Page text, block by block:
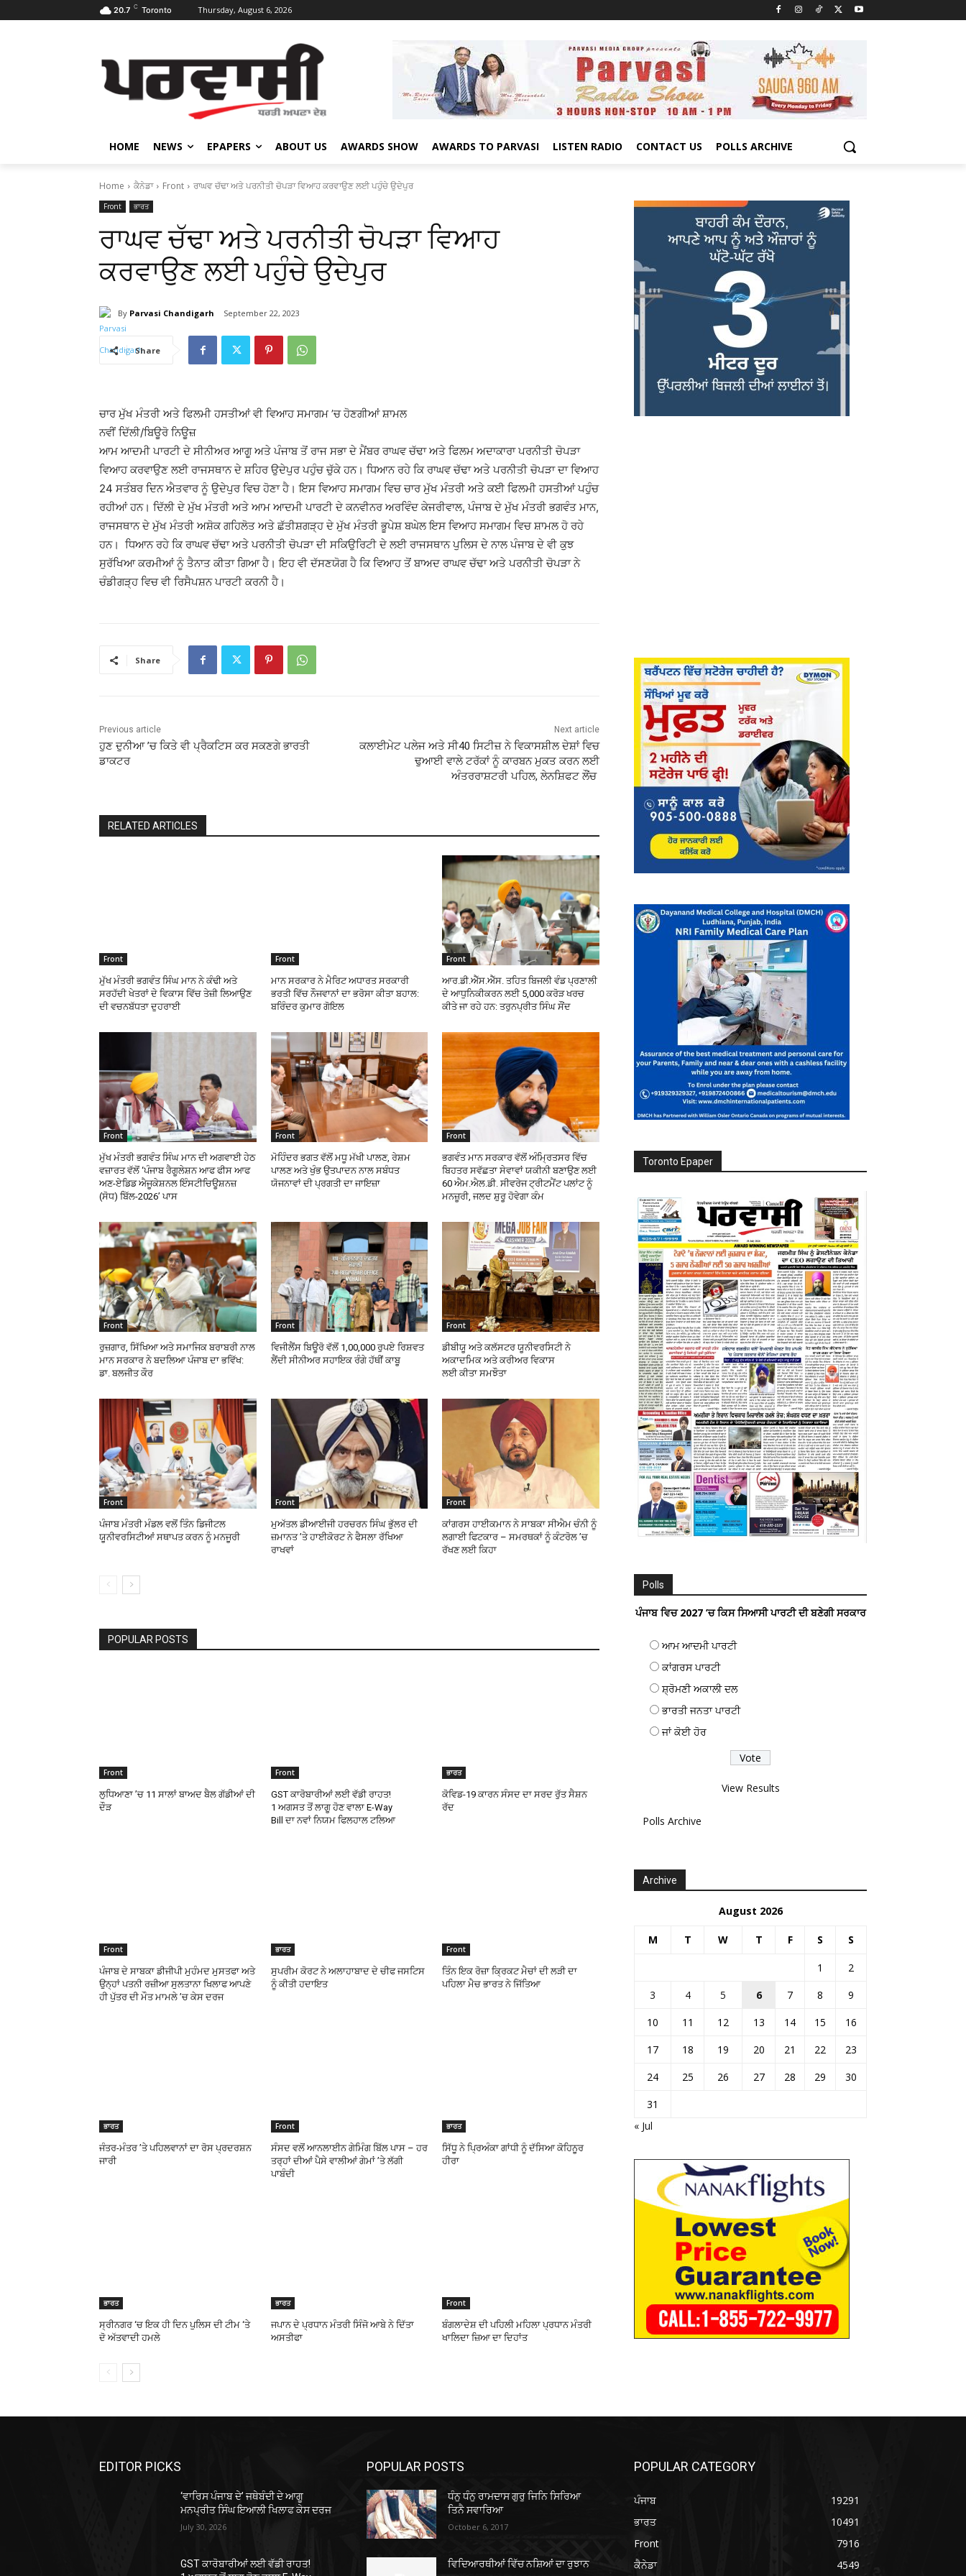
20.7 C Toronto Thursday, August 6, 2026
HOME NEWS EPAPERS ABOUT US AWARDS SHOW AWARDS TO PARVASI LISTEN RADIO CONTACT US POLLS ARCHIVE
Home ਕੈਨੇਡਾ Front ਰਾਘਵ ਚੱਢਾ ਅਤੇ ਪਰਨੀਤੀ ਚੋਪੜਾ ਵਿਆਹ ਕਰਵਾਉਣ ਲਈ ਪਹੁੰਚੇ ਉਦੇਪੁਰ
Front ਭਾਰਤ
ਰਾਘਵ ਚੱਢਾ ਅਤੇ ਪਰਨੀਤੀ ਚੋਪੜਾ ਵਿਆਹ
ਕਰਵਾਉਣ ਲਈ ਪਹੁੰਚੇ ਉਦੇਪੁਰ
By Parvasi Chandigarh September 22, 2023
Share
ਚਾਰ ਮੁੱਖ ਮੰਤਰੀ ਅਤੇ ਫਿਲਮੀ ਹਸਤੀਆਂ ਵੀ ਵਿਆਹ ਸਮਾਗਮ ’ਚ ਹੋਣਗੀਆਂ ਸ਼ਾਮਲ
ਨਵੀਂ ਦਿੱਲੀ/ਬਿਊਰੋ ਨਿਊਜ਼
ਆਮ ਆਦਮੀ ਪਾਰਟੀ ਦੇ ਸੀਨੀਅਰ ਆਗੂ ਅਤੇ ਪੰਜਾਬ ਤੋਂ ਰਾਜ ਸਭਾ ਦੇ ਮੈਂਬਰ ਰਾਘਵ ਚੱਢਾ ਅਤੇ ਫਿਲਮ ਅਦਾਕਾਰਾ ਪਰਨੀਤੀ ਚੋਪੜਾ
ਵਿਆਹ ਕਰਵਾਉਣ ਲਈ ਰਾਜਸਥਾਨ ਦੇ ਸ਼ਹਿਰ ਉਦੇਪੁਰ ਪਹੁੰਚ ਚੁੱਕੇ ਹਨ। ਧਿਆਨ ਰਹੇ ਕਿ ਰਾਘਵ ਚੱਢਾ ਅਤੇ ਪਰਨੀਤੀ ਚੋਪੜਾ ਦਾ ਵਿਆਹ
24 ਸਤੰਬਰ ਦਿਨ ਐਤਵਾਰ ਨੂੰ ਉਦੇਪੁਰ ਵਿਚ ਹੋਣਾ ਹੈ। ਇਸ ਵਿਆਹ ਸਮਾਗਮ ਵਿਚ ਚਾਰ ਮੁੱਖ ਮੰਤਰੀ ਅਤੇ ਕਈ ਫਿਲਮੀ ਹਸਤੀਆਂ ਪਹੁੰਚ
ਰਹੀਆਂ ਹਨ। ਦਿੱਲੀ ਦੇ ਮੁੱਖ ਮੰਤਰੀ ਅਤੇ ਆਮ ਆਦਮੀ ਪਾਰਟੀ ਦੇ ਕਨਵੀਨਰ ਅਰਵਿੰਦ ਕੇਜਰੀਵਾਲ, ਪੰਜਾਬ ਦੇ ਮੁੱਖ ਮੰਤਰੀ ਭਗਵੰਤ ਮਾਨ,
ਰਾਜਸਥਾਨ ਦੇ ਮੁੱਖ ਮੰਤਰੀ ਅਸ਼ੋਕ ਗਹਿਲੋਤ ਅਤੇ ਛੱਤੀਸ਼ਗੜ੍ਹ ਦੇ ਮੁੱਖ ਮੰਤਰੀ ਭੂਪੇਸ਼ ਬਘੇਲ ਇਸ ਵਿਆਹ ਸਮਾਗਮ ਵਿਚ ਸ਼ਾਮਲ ਹੋ ਰਹੇ
ਹਨ। ਧਿਆਨ ਰਹੇ ਕਿ ਰਾਘਵ ਚੱਢਾ ਅਤੇ ਪਰਨੀਤੀ ਚੋਪੜਾ ਦੀ ਸਕਿਉਰਿਟੀ ਦੇ ਲਈ ਰਾਜਸਥਾਨ ਪੁਲਿਸ ਦੇ ਨਾਲ ਪੰਜਾਬ ਦੇ ਵੀ ਕੁਝ
ਸੁਰੱਖਿਆ ਕਰਮੀਆਂ ਨੂੰ ਤੈਨਾਤ ਕੀਤਾ ਗਿਆ ਹੈ। ਇਹ ਵੀ ਦੱਸਣਯੋਗ ਹੈ ਕਿ ਵਿਆਹ ਤੋਂ ਬਾਅਦ ਰਾਘਵ ਚੱਢਾ ਅਤੇ ਪਰਨੀਤੀ ਚੋਪੜਾ ਨੇ
ਚੰਡੀਗੜ੍ਹ ਵਿਚ ਵੀ ਰਿਸੈਪਸ਼ਨ ਪਾਰਟੀ ਕਰਨੀ ਹੈ।
Share
Previous article
ਹੁਣ ਦੁਨੀਆ ’ਚ ਕਿਤੇ ਵੀ ਪ੍ਰੈਕਟਿਸ ਕਰ ਸਕਣਗੇ ਭਾਰਤੀ
ਡਾਕਟਰ
Next article
ਕਲਾਈਮੇਟ ਪਲੇਜ ਅਤੇ ਸੀ40 ਸਿਟੀਜ਼ ਨੇ ਵਿਕਾਸਸ਼ੀਲ ਦੇਸ਼ਾਂ ਵਿਚ
ਢੁਆਈ ਵਾਲੇ ਟਰੱਕਾਂ ਨੂੰ ਕਾਰਬਨ ਮੁਕਤ ਕਰਨ ਲਈ
ਅੰਤਰਰਾਸ਼ਟਰੀ ਪਹਿਲ, ਲੇਨਸ਼ਿਫਟ ਲੌਂਚ
RELATED ARTICLES
Front
ਮੁੱਖ ਮੰਤਰੀ ਭਗਵੰਤ ਸਿੰਘ ਮਾਨ ਨੇ ਕੰਢੀ ਅਤੇ
ਸਰਹੱਦੀ ਖੇਤਰਾਂ ਦੇ ਵਿਕਾਸ ਵਿੱਚ ਤੇਜ਼ੀ ਲਿਆਉਣ
ਦੀ ਵਚਨਬੱਧਤਾ ਦੁਹਰਾਈ
Front
ਮਾਨ ਸਰਕਾਰ ਨੇ ਮੈਰਿਟ ਅਧਾਰਤ ਸਰਕਾਰੀ
ਭਰਤੀ ਵਿੱਚ ਨੌਜਵਾਨਾਂ ਦਾ ਭਰੋਸਾ ਕੀਤਾ ਬਹਾਲ:
ਬਰਿੰਦਰ ਕੁਮਾਰ ਗੋਇਲ
Front
ਆਰ.ਡੀ.ਐੱਸ.ਐੱਸ. ਤਹਿਤ ਬਿਜਲੀ ਵੰਡ ਪ੍ਰਣਾਲੀ
ਦੇ ਆਧੁਨਿਕੀਕਰਨ ਲਈ 5,000 ਕਰੋੜ ਖਰਚ
ਕੀਤੇ ਜਾ ਰਹੇ ਹਨ: ਤਰੁਨਪ੍ਰੀਤ ਸਿੰਘ ਸੌਂਦ
Front
ਮੁੱਖ ਮੰਤਰੀ ਭਗਵੰਤ ਸਿੰਘ ਮਾਨ ਦੀ ਅਗਵਾਈ ਹੇਠ
ਵਜ਼ਾਰਤ ਵੱਲੋਂ ‘ਪੰਜਾਬ ਰੈਗੂਲੇਸ਼ਨ ਆਫ ਫੀਸ ਆਫ
ਅਣ-ਏਡਿਡ ਐਜੂਕੇਸ਼ਨਲ ਇੰਸਟੀਚਿਊਸ਼ਨਜ਼
(ਸੋਧ) ਬਿੱਲ-2026’ ਪਾਸ
Front
ਮੋਹਿੰਦਰ ਭਗਤ ਵੱਲੋਂ ਮਧੂ ਮੱਖੀ ਪਾਲਣ, ਰੇਸ਼ਮ
ਪਾਲਣ ਅਤੇ ਖੁੰਭ ਉਤਪਾਦਨ ਨਾਲ ਸਬੰਧਤ
ਯੋਜਨਾਵਾਂ ਦੀ ਪ੍ਰਗਤੀ ਦਾ ਜਾਇਜ਼ਾ
Front
ਭਗਵੰਤ ਮਾਨ ਸਰਕਾਰ ਵੱਲੋਂ ਅੰਮ੍ਰਿਤਸਰ ਵਿੱਚ
ਬਿਹਤਰ ਸਵੱਛਤਾ ਸੇਵਾਵਾਂ ਯਕੀਨੀ ਬਣਾਉਣ ਲਈ
60 ਐਮ.ਐਲ.ਡੀ. ਸੀਵਰੇਜ ਟ੍ਰੀਟਮੈਂਟ ਪਲਾਂਟ ਨੂੰ
ਮਨਜ਼ੂਰੀ, ਜਲਦ ਸ਼ੁਰੂ ਹੋਵੇਗਾ ਕੰਮ
Front
ਰੁਜ਼ਗਾਰ, ਸਿੱਖਿਆ ਅਤੇ ਸਮਾਜਿਕ ਬਰਾਬਰੀ ਨਾਲ
ਮਾਨ ਸਰਕਾਰ ਨੇ ਬਦਲਿਆ ਪੰਜਾਬ ਦਾ ਭਵਿੱਖ:
ਡਾ. ਬਲਜੀਤ ਕੌਰ
Front
ਵਿਜੀਲੈਂਸ ਬਿਊਰੋ ਵੱਲੋਂ 1,00,000 ਰੁਪਏ ਰਿਸ਼ਵਤ
ਲੈਂਦੀ ਸੀਨੀਅਰ ਸਹਾਇਕ ਰੰਗੇ ਹੱਥੀਂ ਕਾਬੂ
Front
ਡੀਬੀਯੂ ਅਤੇ ਕਲੱਸਟਰ ਯੂਨੀਵਰਸਿਟੀ ਨੇ
ਅਕਾਦਮਿਕ ਅਤੇ ਕਰੀਅਰ ਵਿਕਾਸ
ਲਈ ਕੀਤਾ ਸਮਝੌਤਾ
Front
ਪੰਜਾਬ ਮੰਤਰੀ ਮੰਡਲ ਵਲੋਂ ਤਿੰਨ ਡਿਜੀਟਲ
ਯੂਨੀਵਰਸਿਟੀਆਂ ਸਥਾਪਤ ਕਰਨ ਨੂੰ ਮਨਜੂਰੀ
Front
ਮੁਅੱਤਲ ਡੀਆਈਜੀ ਹਰਚਰਨ ਸਿੰਘ ਭੁੱਲਰ ਦੀ
ਜ਼ਮਾਨਤ ’ਤੇ ਹਾਈਕੋਰਟ ਨੇ ਫੈਸਲਾ ਰੱਖਿਆ
ਰਾਖਵਾਂ
Front
ਕਾਂਗਰਸ ਹਾਈਕਮਾਨ ਨੇ ਸਾਬਕਾ ਸੀਐਮ ਚੰਨੀ ਨੂੰ
ਲਗਾਈ ਫਿਟਕਾਰ – ਸਮਰਥਕਾਂ ਨੂੰ ਕੰਟਰੋਲ ’ਚ
ਰੱਖਣ ਲਈ ਕਿਹਾ
POPULAR POSTS
Front
ਲੁਧਿਆਣਾ ’ਚ 11 ਸਾਲਾਂ ਬਾਅਦ ਬੈਲ ਗੱਡੀਆਂ ਦੀ
ਦੌੜ
Front
GST ਕਾਰੋਬਾਰੀਆਂ ਲਈ ਵੱਡੀ ਰਾਹਤ!
1 ਅਗਸਤ ਤੋਂ ਲਾਗੂ ਹੋਣ ਵਾਲਾ E-Way
Bill ਦਾ ਨਵਾਂ ਨਿਯਮ ਫਿਲਹਾਲ ਟਲਿਆ
ਭਾਰਤ
ਕੋਵਿਡ-19 ਕਾਰਨ ਸੰਸਦ ਦਾ ਸਰਦ ਰੁੱਤ ਸੈਸ਼ਨ
ਰੱਦ
Front
ਪੰਜਾਬ ਦੇ ਸਾਬਕਾ ਡੀਜੀਪੀ ਮੁਹੰਮਦ ਮੁਸਤਫਾ ਅਤੇ
ਉਨ੍ਹਾਂ ਪਤਨੀ ਰਜ਼ੀਆ ਸੁਲਤਾਨਾ ਖਿਲਾਫ ਆਪਣੇ
ਹੀ ਪੁੱਤਰ ਦੀ ਮੌਤ ਮਾਮਲੇ ’ਚ ਕੇਸ ਦਰਜ
ਭਾਰਤ
ਸੁਪਰੀਮ ਕੋਰਟ ਨੇ ਅਲਾਹਾਬਾਦ ਦੇ ਚੀਫ ਜਸਟਿਸ
ਨੂੰ ਕੀਤੀ ਹਦਾਇਤ
Front
ਤਿੰਨ ਇਕ ਰੋਜ਼ਾ ਕ੍ਰਿਕਟ ਮੈਚਾਂ ਦੀ ਲੜੀ ਦਾ
ਪਹਿਲਾ ਮੈਚ ਭਾਰਤ ਨੇ ਜਿੱਤਿਆ
ਭਾਰਤ
ਜੰਤਰ-ਮੰਤਰ ’ਤੇ ਪਹਿਲਵਾਨਾਂ ਦਾ ਰੋਸ ਪ੍ਰਦਰਸ਼ਨ
ਜਾਰੀ
Front
ਸੰਸਦ ਵਲੋਂ ਆਨਲਾਈਨ ਗੇਮਿੰਗ ਬਿੱਲ ਪਾਸ – ਹਰ
ਤਰ੍ਹਾਂ ਦੀਆਂ ਪੈਸੇ ਵਾਲੀਆਂ ਗੇਮਾਂ ’ਤੇ ਲੱਗੀ
ਪਾਬੰਦੀ
ਭਾਰਤ
ਸਿੱਧੂ ਨੇ ਪ੍ਰਿਅੰਕਾ ਗਾਂਧੀ ਨੂੰ ਦੱਸਿਆ ਕੋਹਿਨੂਰ
ਹੀਰਾ
ਭਾਰਤ
ਸ੍ਰੀਨਗਰ ‘ਚ ਇਕ ਹੀ ਦਿਨ ਪੁਲਿਸ ਦੀ ਟੀਮ ‘ਤੇ
ਦੋ ਅੱਤਵਾਦੀ ਹਮਲੇ
ਭਾਰਤ
ਜਪਾਨ ਦੇ ਪ੍ਰਧਾਨ ਮੰਤਰੀ ਸਿੰਜੋ ਆਬੇ ਨੇ ਦਿੱਤਾ
ਅਸਤੀਫਾ
Front
ਬੰਗਲਾਦੇਸ਼ ਦੀ ਪਹਿਲੀ ਮਹਿਲਾ ਪ੍ਰਧਾਨ ਮੰਤਰੀ
ਖਾਲਿਦਾ ਜ਼ਿਆ ਦਾ ਦਿਹਾਂਤ
Toronto Epaper
Polls
ਪੰਜਾਬ ਵਿਚ 2027 ’ਚ ਕਿਸ ਸਿਆਸੀ ਪਾਰਟੀ ਦੀ ਬਣੇਗੀ ਸਰਕਾਰ
ਆਮ ਆਦਮੀ ਪਾਰਟੀ
ਕਾਂਗਰਸ ਪਾਰਟੀ
ਸ਼੍ਰੋਮਣੀ ਅਕਾਲੀ ਦਲ
ਭਾਰਤੀ ਜਨਤਾ ਪਾਰਟੀ
ਜਾਂ ਕੋਈ ਹੋਰ
View Results
Polls Archive
Archive
August 2026
M T W T F S S
1
2
3
4 5 6 7 8
9
10
11 12 13 14 15
16
17
18 19 20 21 22
23
24
25 26 27 28 29
30
31
« Jul
EDITOR PICKS
‘ਵਾਰਿਸ ਪੰਜਾਬ ਦੇ’ ਜਥੇਬੰਦੀ ਦੇ ਆਗੂ
ਮਨਪ੍ਰੀਤ ਸਿੰਘ ਇਆਲੀ ਖਿਲਾਫ ਕੇਸ ਦਰਜ
July 30, 2026
GST ਕਾਰੋਬਾਰੀਆਂ ਲਈ ਵੱਡੀ ਰਾਹਤ!
POPULAR POSTS
ਧੰਨੁ ਧੰਨੁ ਰਾਮਦਾਸ ਗੁਰੁ ਜਿਨਿ ਸਿਰਿਆ
ਤਿਨੈ ਸਵਾਰਿਆ
October 6, 2017
ਵਿਦਿਆਰਥੀਆਂ ਵਿੱਚ ਨਸ਼ਿਆਂ ਦਾ ਰੁਝਾਨ
POPULAR CATEGORY
ਪੰਜਾਬ
19291
ਭਾਰਤ
10491
Front
7916
ਕੈਨੇਡਾ
4549